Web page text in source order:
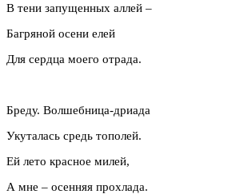
В тени запущенных аллей –
Багряной осени елей
Для сердца моего отрада.
Бреду. Волшебница-дриада
Укуталась средь тополей.
Ей лето красное милей,
А мне – осенняя прохлада.